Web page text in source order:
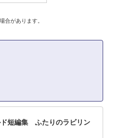
合があります。
ド短編集 ふたりのラビリン